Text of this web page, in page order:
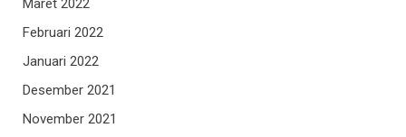
Maret 2022
Februari 2022
Januari 2022
Desember 2021
November 2021